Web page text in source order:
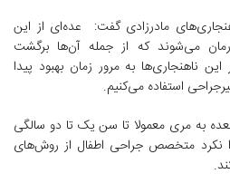
مادرزادی گفت: عده‌ای از این
می‌شوند که از جمله آن‌ها برگشت
ناهنجاری‌ها به مرور زمان بهبود پیدا
استفاده می‌کنیم.
به مری معمولا تا سن یک تا دو سالگی
نکرد متخصص جراحی اطفال از روش‌های